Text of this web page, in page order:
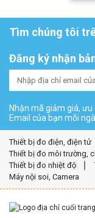
Tìm chúng tôi
Đăng ký nhận
Nhận mã giảm giá,
Email của bạn mỗi
Thiết bị đo điện, điện tử
Thiết bị đo môi trường,
Thiết bị đo nhiệt độ
Máy nội soi, Camera